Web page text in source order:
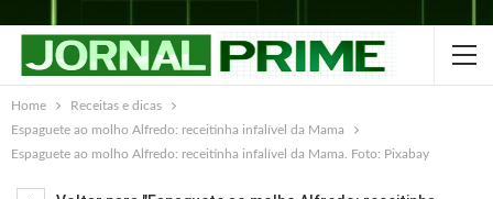
Home
Receitas e dicas
Espaguete ao molho Alfredo: receitinha infalível da Mama
Espaguete ao molho Alfredo: receitinha infalível da Mama. Foto: Pixabay